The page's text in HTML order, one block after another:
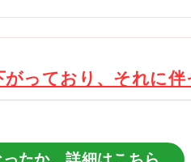
っており、それに伴